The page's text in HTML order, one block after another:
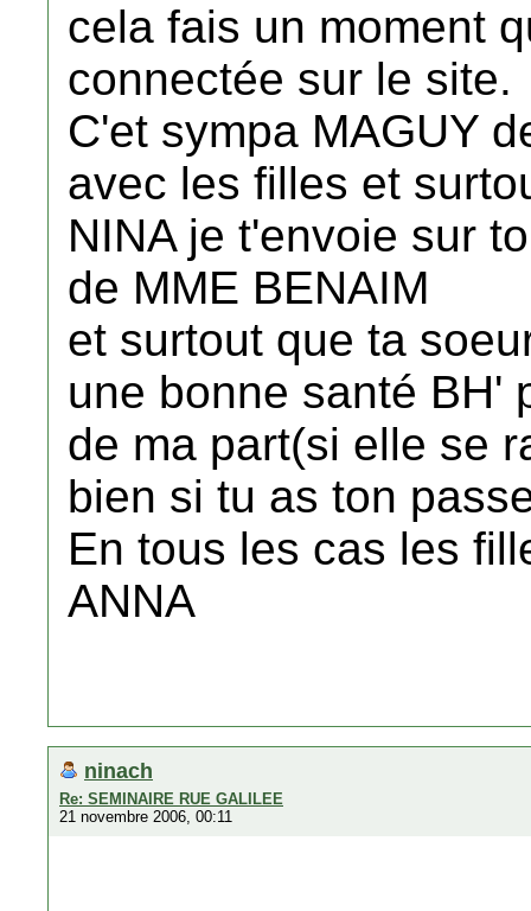
cela fais un moment
connectée sur le site.
C'et sympa MAGUY
avec les filles et
NINA je t'envoie sur
de MME BENAIM
et surtout que ta
une bonne santé BH'
de ma part(si elle se
bien si tu as ton
En tous les cas les
ANNA
ninach
Re: SEMINAIRE RUE GALILEE
21 novembre 2006, 00:11